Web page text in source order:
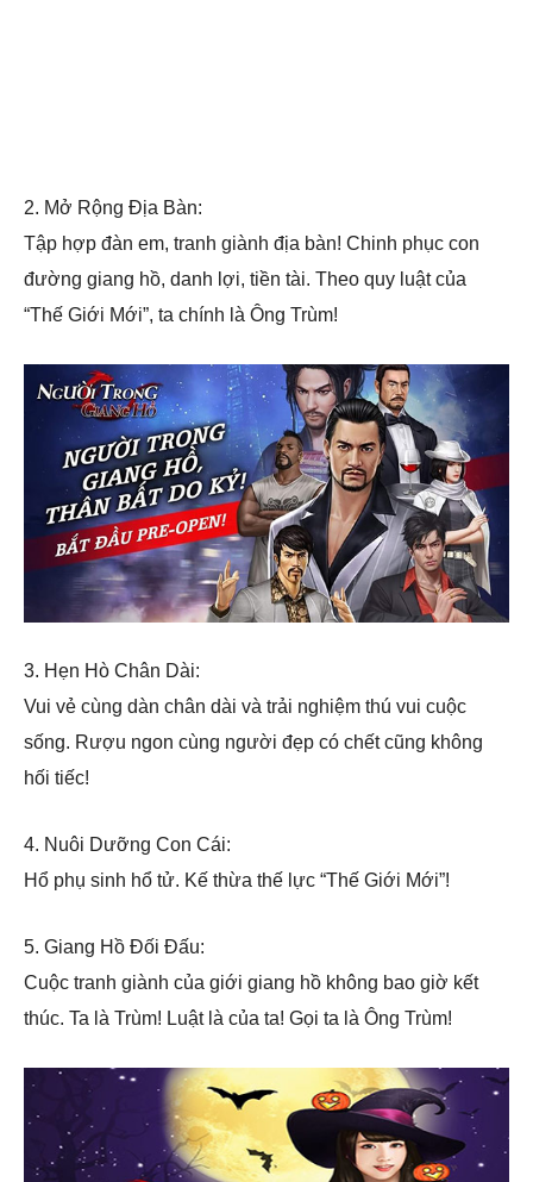
2. Mở Rộng Địa Bàn:
Tập hợp đàn em, tranh giành địa bàn! Chinh phục con
đường giang hồ, danh lợi, tiền tài. Theo quy luật của
“Thế Giới Mới”, ta chính là Ông Trùm!
3. Hẹn Hò Chân Dài:
Vui vẻ cùng dàn chân dài và trải nghiệm thú vui cuộc
sống. Rượu ngon cùng người đẹp có chết cũng không
hối tiếc!
4. Nuôi Dưỡng Con Cái:
Hổ phụ sinh hổ tử. Kế thừa thế lực “Thế Giới Mới”!
5. Giang Hồ Đối Đấu:
Cuộc tranh giành của giới giang hồ không bao giờ kết
thúc. Ta là Trùm! Luật là của ta! Gọi ta là Ông Trùm!